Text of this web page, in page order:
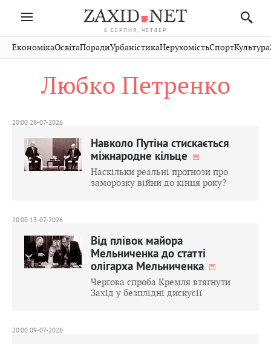
6 СЕРПНЯ, ЧЕТВЕР
Івано-
Франківськ
Волинь
Рівне
Чернівці
Стрий
Хмельницький
Публікації
Авто СловкоКультура
Кіно Дім СпортКраєзнавство
ЕкономікаОсвітаПорадиУрбаністикаНерухомістьСпортКультура
Любко Петренко
20:00 28-07-2026
Навколо Путіна стискається
міжнародне кільце
Наскільки реальні прогнози про
заморозку війни до кінця року?
20:00 13-07-2026
Від плівок майора
Мельниченка до статті
олігарха Мельниченка
Чергова спроба Кремля втягнути
Захід у безплідні дискусії
20:00 09-07-2026